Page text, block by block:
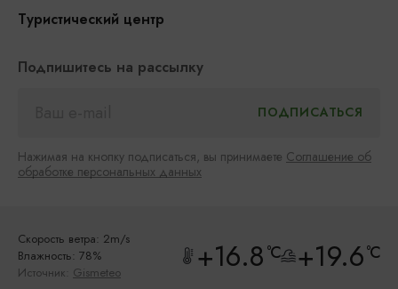
Туристический центр
Подпишитесь на рассылку
Нажимая на кнопку подписаться, вы принимаете Соглашение об
обработке персональных данных
Скорость ветра: 2m/s
Влажность: 78%
Источник: Gismeteo +16.8°C +19.6°C